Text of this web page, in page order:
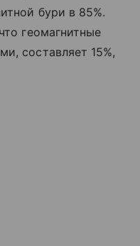
бури в 85%.
геомагнитные
составляет 15%,